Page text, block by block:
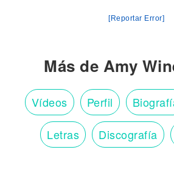
[Reportar Error]
Más de Amy
Vídeos Perfil
Letras Discografía